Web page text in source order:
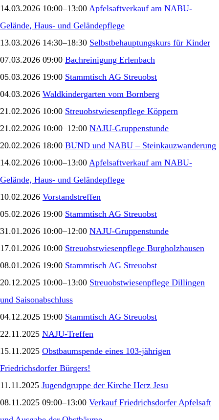
14.03.2026 10:00–13:00 Apfelsaftverkauf am NABU-
Gelände, Haus- und Geländepflege
13.03.2026 14:30–18:30 Selbstbehauptungskurs für Kinder
07.03.2026 09:00 Bachreinigung Erlenbach
05.03.2026 19:00 Stammtisch AG Streuobst
04.03.2026 Waldkindergarten vom Bornberg
21.02.2026 10:00 Streuobstwiesenpflege Köppern
21.02.2026 10:00–12:00 NAJU-Gruppenstunde
20.02.2026 18:00 BUND und NABU – Steinkauzwanderung
14.02.2026 10:00–13:00 Apfelsaftverkauf am NABU-
Gelände, Haus- und Geländepflege
10.02.2026 Vorstandstreffen
05.02.2026 19:00 Stammtisch AG Streuobst
31.01.2026 10:00–12:00 NAJU-Gruppenstunde
17.01.2026 10:00 Streuobstwiesenpflege Burgholzhausen
08.01.2026 19:00 Stammtisch AG Streuobst
20.12.2025 10:00–13:00 Streuobstwiesenpflege Dillingen
und Saisonabschluss
04.12.2025 19:00 Stammtisch AG Streuobst
22.11.2025 NAJU-Treffen
15.11.2025 Obstbaumspende eines 103-jährigen
Friedrichsdorfer Bürgers!
11.11.2025 Jugendgruppe der Kirche Herz Jesu
08.11.2025 09:00–13:00 Verkauf Friedrichsdorfer Apfelsaft